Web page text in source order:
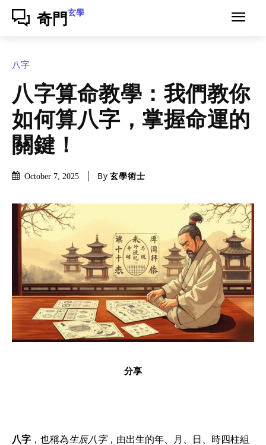
奇門 玄學
八字
八字算命教學：我們教你
如何算八字，掌握命運的
關鍵！
October 7, 2025 By 玄學術士
分享
八字 ，也稱為生辰八字，由出生的年、月、日、時四柱組